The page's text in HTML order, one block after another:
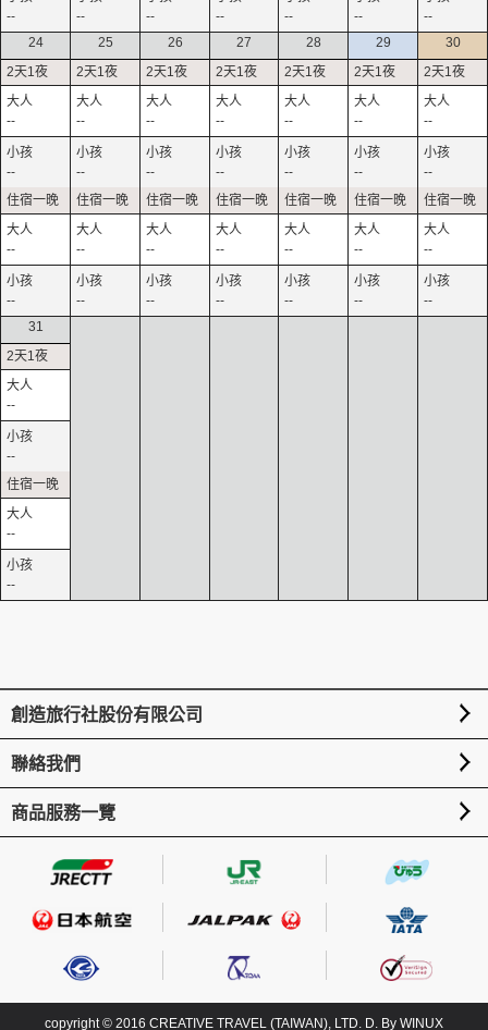
-- -- -- -- -- --
--
24
--
--
--
--
25
--
--
--
--
26
--
--
--
--
27
--
--
--
--
28
--
--
--
--
29
--
--
--
--
30
--
--
--
--
31
--
--
--
--
創造旅行社股份有限公司
聯絡我們
商品服務一覽
copyright © 2016 CREATIVE TRAVEL (TAIWAN), LTD. D. By WINUX